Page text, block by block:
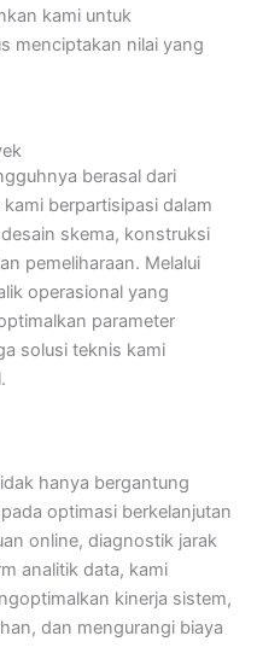
kami untuk
menciptakan nilai yang
berasal dari
berpartisipasi dalam
skema, konstruksi
pemeliharaan. Melalui
operasional yang
parameter
solusi teknis kami
hanya bergantung
optimasi berkelanjutan
online, diagnostik jarak
analitik data, kami
kinerja sistem,
dan mengurangi biaya